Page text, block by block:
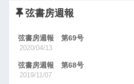
弦書房週報
弦書房週報 第69号
2020/04/13
弦書房週報 第68号
2019/11/07